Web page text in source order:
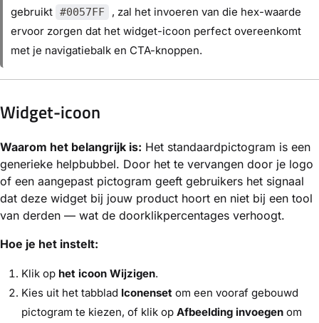
gebruikt #0057FF
, zal het invoeren van die hex-waarde
ervoor zorgen dat het widget-icoon perfect overeenkomt
met je navigatiebalk en CTA-knoppen.
Widget-icoon
Waarom het belangrijk is: Het standaardpictogram is een
generieke helpbubbel. Door het te vervangen door je logo
of een aangepast pictogram geeft gebruikers het signaal
dat deze widget bij jouw product hoort en niet bij een tool
van derden — wat de doorklikpercentages verhoogt.
Hoe je het instelt:
Klik op het icoon Wijzigen.
Kies uit het tabblad Iconenset om een vooraf gebouwd
pictogram te kiezen, of klik op Afbeelding invoegen om